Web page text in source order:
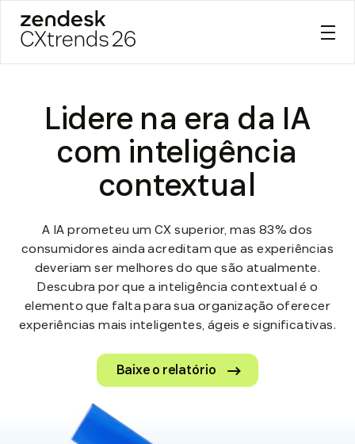
contentLidere na era da IA
com inteligência
contextual
A IA prometeu um CX superior, mas 83% dos
consumidores ainda acreditam que as experiências
deveriam ser melhores do que são atualmente.
Descubra por que a inteligência contextual é o
elemento que falta para sua organização oferecer
experiências mais inteligentes, ágeis e significativas.
Baixe o relatório